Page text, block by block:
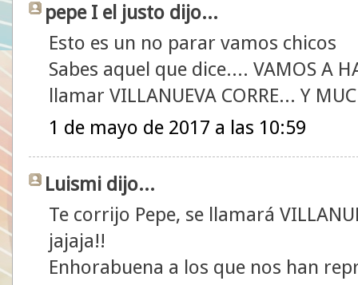
pepe I el justo dijo...
Esto es un no parar vamos chicos
Sabes aquel que dice.... VAMOS A
llamar VILLANUEVA CORRE... Y
1 de mayo de 2017 a las 10:59
Luismi dijo...
Te corrijo Pepe, se llamará
jajaja!!
Enhorabuena a los que nos han